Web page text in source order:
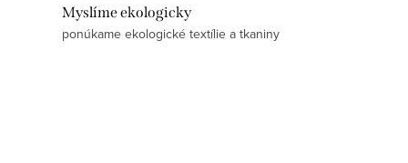
Myslíme ekologicky
ponúkame ekologické textílie a tkaniny